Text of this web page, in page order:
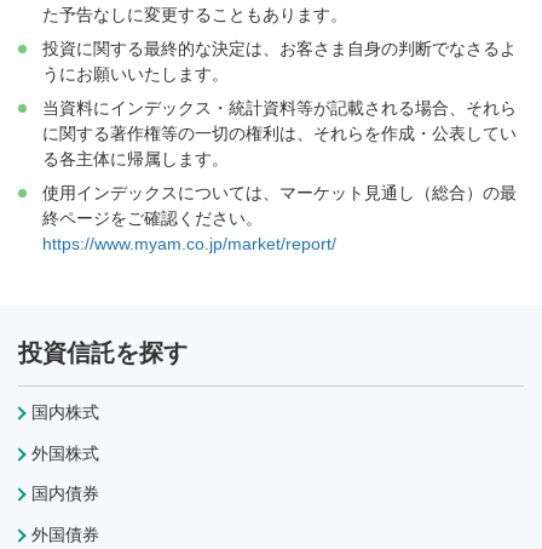
た予告なしに変更することもあります。
投資に関する最終的な決定は、お客さま自身の判断でなさるよ
うにお願いいたします。
当資料にインデックス・統計資料等が記載される場合、それら
に関する著作権等の一切の権利は、それらを作成・公表してい
る各主体に帰属します。
使用インデックスについては、マーケット見通し（総合）の最
終ページをご確認ください。
https://www.myam.co.jp/market/report/
投資信託を探す
国内株式
外国株式
国内債券
外国債券